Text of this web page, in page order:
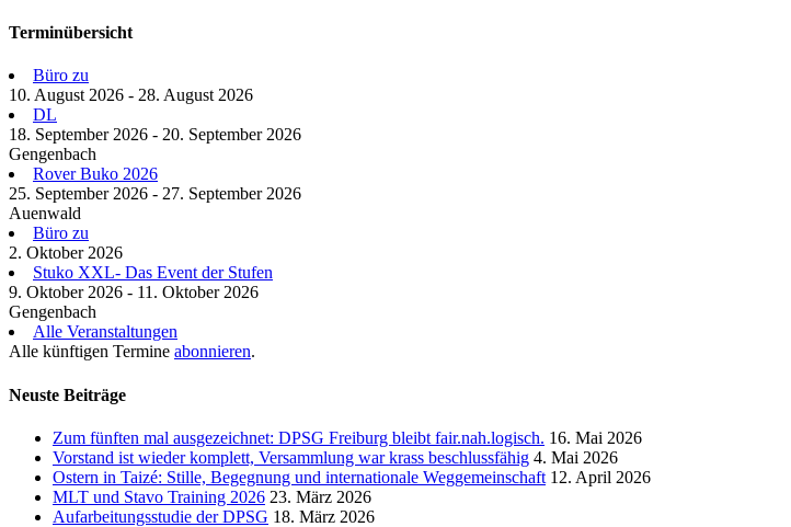
Terminübersicht
Büro zu
10. August 2026 - 28. August 2026
DL
18. September 2026 - 20. September 2026
Gengenbach
Rover Buko 2026
25. September 2026 - 27. September 2026
Auenwald
Büro zu
2. Oktober 2026
Stuko XXL- Das Event der Stufen
9. Oktober 2026 - 11. Oktober 2026
Gengenbach
Alle Veranstaltungen
Alle künftigen Termine abonnieren.
Neuste Beiträge
Zum fünften mal ausgezeichnet: DPSG Freiburg bleibt fair.nah.logisch. 16. Mai 2026
Vorstand ist wieder komplett, Versammlung war krass beschlussfähig 4. Mai 2026
Ostern in Taizé: Stille, Begegnung und internationale Weggemeinschaft 12. April 2026
MLT und Stavo Training 2026 23. März 2026
Aufarbeitungsstudie der DPSG 18. März 2026